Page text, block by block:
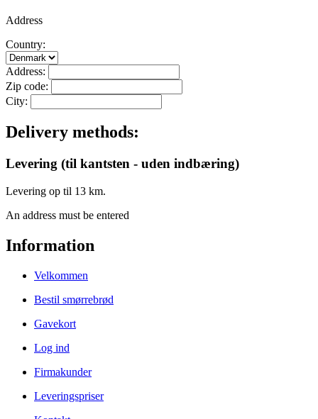
Address
Country:
Address:
Zip code:
City:
Delivery methods:
Levering (til kantsten - uden indbæring)
Levering op til 13 km.
An address must be entered
Information
Velkommen
Bestil smørrebrød
Gavekort
Log ind
Firmakunder
Leveringspriser